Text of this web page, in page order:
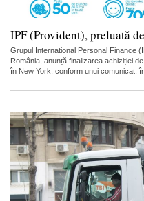
IPF (Provident), preluată
Grupul International Personal Finance
România, anunță finalizarea achiziției
în New York, conform unui comunicat,